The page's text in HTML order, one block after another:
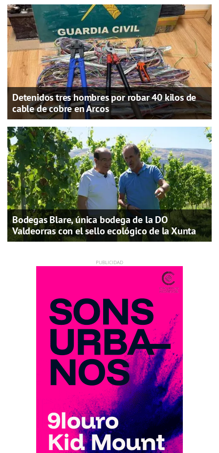
Detenidos tres hombres por robar 40 kilos de
cable de cobre en Arcos
Bodegas Blare, única bodega de la DO
Valdeorras con el sello ecológico de la Xunta